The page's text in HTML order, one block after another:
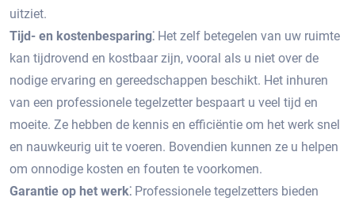
uitziet.​
Tijd- en kostenbesparing⁚ Het zelf betegelen van uw ruimte
kan tijdrovend en kostbaar zijn, vooral als u niet over de
nodige ervaring en gereedschappen beschikt.​ Het inhuren
van een professionele tegelzetter bespaart u veel tijd en
moeite.​ Ze hebben de kennis en efficiëntie om het werk snel
en nauwkeurig uit te voeren.​ Bovendien kunnen ze u helpen
om onnodige kosten en fouten te voorkomen.
Garantie op het werk⁚ Professionele tegelzetters bieden